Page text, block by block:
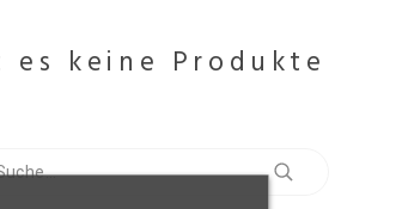
keine Produkte